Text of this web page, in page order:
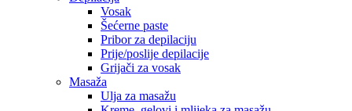
Vosak
Šećerne paste
Pribor za depilaciju
Prije/poslije depilacije
Grijači za vosak
Masaža
Ulja za masažu